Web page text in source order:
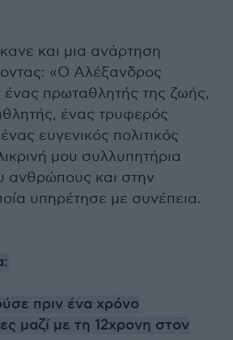
και μια ανάρτηση
«Ο Αλέξανδρος
ένας πρωταθλητής της ζωής,
ένας τρυφερός
ευγενικός πολιτικός
μου συλλυπητήρια
ανθρώπους και στην
υπηρέτησε με συνέπεια.
πριν ένα χρόνο
μαζί με τη 12χρονη στον